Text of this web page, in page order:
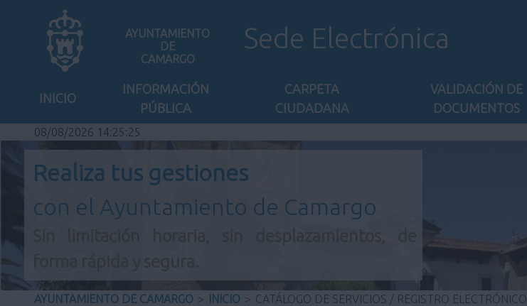
AYUNTAMIENTO
DE
CAMARGO
Sede Electrónica
INICIO
INFORMACIÓN
PÚBLICA
CARPETA
CIUDADANA
VALIDACIÓN DE
DOCUMENTOS
08/08/2026 14:25:26
Realiza tus gestiones
con el Ayuntamiento de Camargo
AYUNTAMIENTO DE CAMARGO > INICIO > CATÁLOGO DE SERVICIOS / REGISTRO ELECTRÓNICO